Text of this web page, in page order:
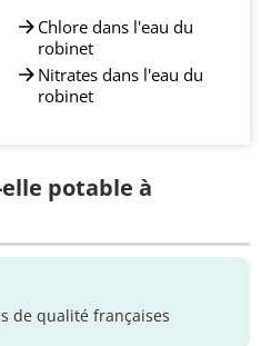
Chlore dans l'eau du
robinet
Nitrates dans l'eau du
robinet
potable à
de qualité françaises